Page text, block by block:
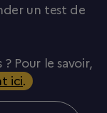
un test de
Pour le savoir,
ici.